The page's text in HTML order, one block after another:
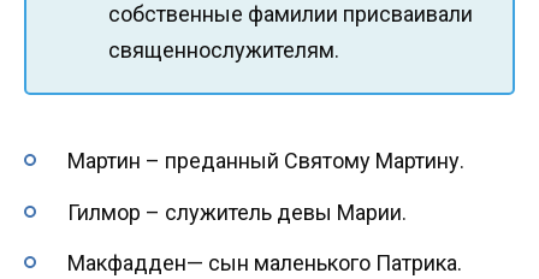
собственные фамилии присваивали
священнослужителям.
Мартин – преданный Святому Мартину.
Гилмор – служитель девы Марии.
Макфадден— сын маленького Патрика.